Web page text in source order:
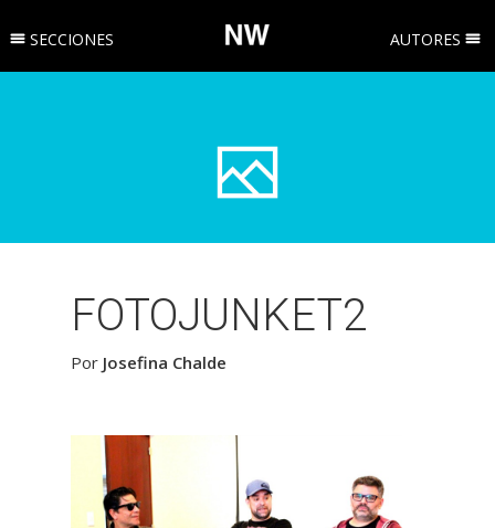
SECCIONES AUTORES
FOTOJUNKET2
Por Josefina Chalde